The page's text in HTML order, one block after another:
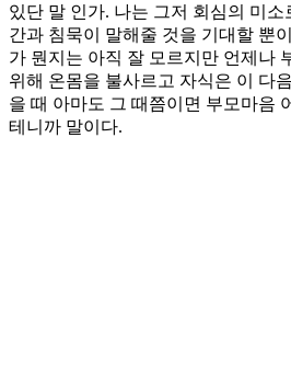
있단 말 인가. 나는 그저 회심의 미소
간과 침묵이 말해줄 것을 기대할 뿐
가 뭔지는 아직 잘 모르지만 언제나
위해 온몸을 불사르고 자식은 이 다
을 때 아마도 그 때쯤이면 부모마음
테니까 말이다.